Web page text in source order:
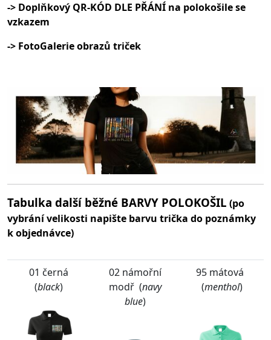
-> Doplňkový QR-KÓD DLE PŘÁNÍ na polokošile se
vzkazem
-> FotoGalerie obrazů triček
Tabulka další běžné BARVY POLOKOŠIL (po
vybrání velikosti napište barvu trička do poznámky
k objednávce)
01 černá
(black)
02 námořní
modř (navy
blue)
95 mátová
(menthol)